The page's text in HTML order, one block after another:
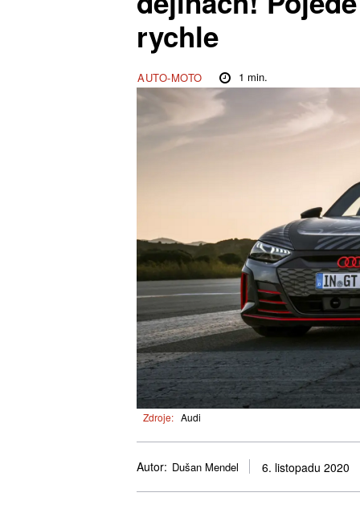
rychle
AUTO-MOTO 1 min.
Zdroje: Audi
Autor: Dušan Mendel 6. listopadu 2020